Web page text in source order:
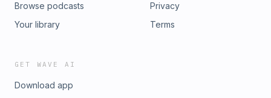
Browse podcasts
Your library
Privacy
Terms
GET WAVE AI
Download app